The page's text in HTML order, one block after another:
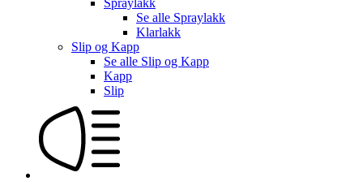
Se alle Spraylakk
Klarlakk
Slip og Kapp
Se alle Slip og Kapp
Kapp
Slip